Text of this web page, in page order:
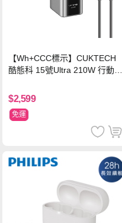
【Wh+CCC標示】CUKTECH
酷態科 15號Ultra 210W 行動電
$2,599
免運